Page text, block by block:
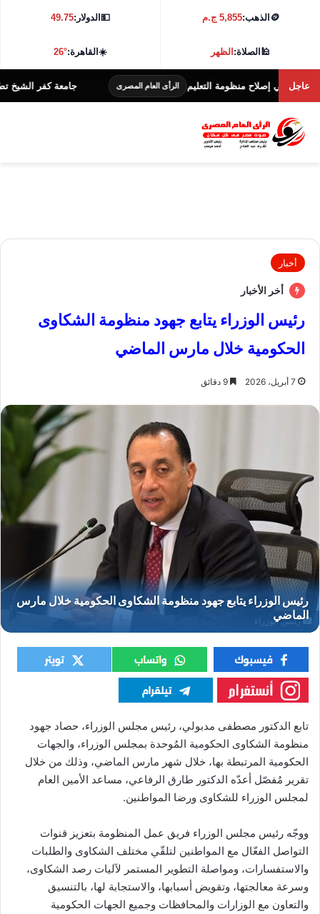
🪙 الذهب:5,855 ج.م 💵الدولار:49.75
🕌الصلاة:الظهر ☀️القاهرة:26°
عاجل
منظومة التعليم الرأى العام المصرى جامعة كفر الشيخ تطلق هاكاثون الابتكار في الحوسبة
أخبار
أخر الأخبار
رئيس الوزراء يتابع جهود منظومة الشكاوى
الحكومية خلال مارس الماضي
7 أبريل، 2026
رئيس الوزراء
تابع الدكتور مصطفى مدبولي، رئيس مجلس الوزراء، حصاد جهود
منظومة الشكاوى الحكومية المُوحدة بمجلس الوزراء، والجهات
الحكومية المرتبطة بها، خلال شهر مارس الماضي، وذلك من خلال
تقرير مُفصّل أعدّه الدكتور طارق الرفاعي، مساعد الأمين العام
لمجلس الوزراء للشكاوى ورضا المواطنين.
ووجّه رئيس مجلس الوزراء فريق عمل المنظومة بتعزيز قنوات
التواصل الفعّال مع المواطنين لتلقّي مختلف الشكاوى والطلبات
والاستفسارات، ومواصلة التطوير المستمر لآليات رصد الشكاوى،
وسرعة معالجتها، وتقويض أسبابها، والاستجابة لها، بالتنسيق
والتعاون مع الوزارات والمحافظات وجميع الجهات الحكومية